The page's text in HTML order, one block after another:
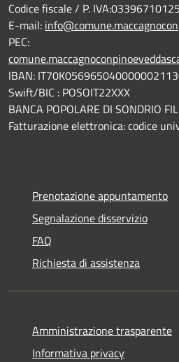
Codice fiscale / P. IVA:03396710125
E-mail:
PEC:
IBAN:
Swift/BIC : POSOIT22XXX
BANCA POPOLARE DI SONDRIO
Fatturazione elettronica: codice
Prenotazione appuntamento
Segnalazione disservizio
FAQ
Richiesta di assistenza
Amministrazione trasparente
Informativa privacy